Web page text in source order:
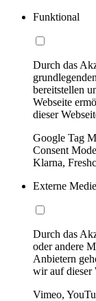
Funktional
Durch das
bereitstellen
Webseite
dieser
Google Tag
Consent
Klarna,
Externe
Durch das
oder andere
Anbietern
wir auf dieser
Vimeo,